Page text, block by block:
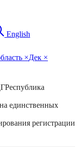
English
×Дек ×
Республика
единственных
регистрации